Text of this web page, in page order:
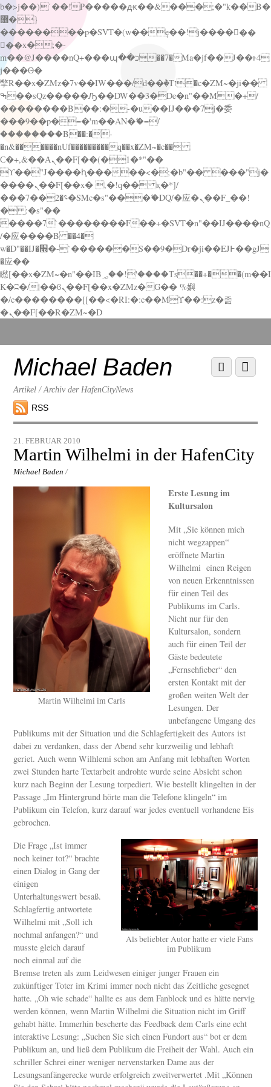
b�>j��)΄��!P�����ԫ��&���;�"k��B�
޶�}
��������p�SVT�(w��ę��!j������
��x�;�-
m��@J����nQ+���պ��כ��7�Ma�jf��J��ͱ4
j���Ѳ�
撆R��x�ZMz�7v��IW���/d��ٞ�Тז�c�ZM~�ji��
ߒ��sQz�����Ԡ��DW��3�De�n"��M�+/
��������B��:�-�u��IJ���7j�委
���9��p�=�'m��AN�ޭ�=/
��������B��:�-
�n&������nUf���������q��x�ZM~�c��
Ϲ�+,&��Ὰܢ��F[��(�1�*"��
ϒ��"J����ԧ�����<�;�b"�� ���"j�
����ܢ��F[��x� ,�!q�� қ�*]/
���؝�2��7�SMc�s"���ޭ�DQ/�应�ܢ��F_��!
� :�s"��
����7`��������F��+�SVT�n"��IJ����nQ
/�应����B ��4�
w�D"��IJ�׭�-`������S��9�Dr�ji��EJ߅��gJ
�应��
矁[��x�ZM~�n"��IB؃��!'����Тѕ��+��(m��I
K�ʭ�/|��ϐܢ��F[��x�ZMz�G�� %嬩
�/c��������[[��<�RI:�:c��MΎ��:z�졾
�ܢ��F[��R�ZM~�D
down
contentMichael Baden
Artikel / Archiv der HafenCityNews
RSS
Menu
Scroll
down
21. FEBRUAR 2010
Martin Wilhelmi in der HafenCity
Michael Baden /
Martin Wilhelmi im Carls
Erste Lesung im
Kultursalon
Mit „Sie können mich
nicht wegzappen“
eröffnete Martin
Wilhelmi einen Reigen
von neuen Erkenntnissen
für einen Teil des
Publikums im Carls.
Nicht nur für den
Kultursalon, sondern
auch für einen Teil der
Gäste bedeutete
„Fernsehfieber“ den
ersten Kontakt mit der
großen weiten Welt der
Lesungen. Der
unbefangene Umgang des
Publikums mit der Situation und die Schlagfertigkeit des Autors ist
dabei zu verdanken, dass der Abend sehr kurzweilig und lebhaft
geriet. Auch wenn Wilhlemi schon am Anfang mit lebhaften Worten
zwei Stunden harte Textarbeit androhte wurde seine Absicht schon
kurz nach Beginn der Lesung torpediert. Wie bestellt klingelten in der
Passage „Im Hintergrund hörte man die Telefone klingeln“ im
Publikum ein Telefon, kurz darauf war jedes eventuell vorhandene Eis
gebrochen.
Als beliebter Autor hatte er viele Fans
im Publikum
Die Frage „Ist immer
noch keiner tot?“ brachte
einen Dialog in Gang der
einigen
Unterhaltungswert besaß.
Schlagfertig antwortete
Wilhelmi mit „Soll ich
nochmal anfangen?“ und
musste gleich darauf
noch einmal auf die
Bremse treten als zum Leidwesen einiger junger Frauen ein
zukünftiger Toter im Krimi immer noch nicht das Zeitliche gesegnet
hatte. „Oh wie schade“ hallte es aus dem Fanblock und es hätte nervig
werden können, wenn Martin Wilhelmi die Situation nicht im Griff
gehabt hätte. Immerhin bescherte das Feedback dem Carls eine echt
interaktive Lesung: „Suchen Sie sich einen Fundort aus“ bot er dem
Publikum an, und ließ dem Publikum die Freiheit der Wahl. Auch ein
schriller Schrei einer weniger nervenstarken Dame aus der
Lesungsanfängerecke wurde erfolgreich zweitverwertet .Mit „Können